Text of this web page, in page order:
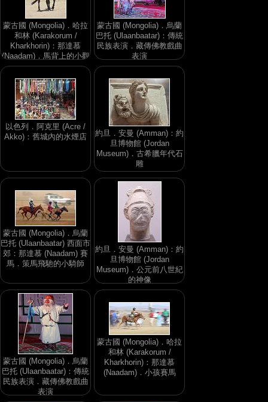
蒙古國 (Mongolia)．哈拉
和林 (Karakorum /
Kharkhorin)：那達慕
(Naadam)．馬背上的小觀
眾
蒙古國 (Mongolia)．烏蘭
巴托 (Ulaanbaatar)：傳統
民族表演．藏傳佛教戲曲
表演
以色列．阿克里 (Acre /
Akko)：舊城內的水煙店
約旦．安曼 (Amman)：約
旦博物館 (Jordan
Museum)．古希臘年代石
雕
蒙古國 (Mongolia)．烏蘭
巴托 (Ulaanbaatar) 西面市
郊：那達慕 (Naadam) 賽
馬．策馬飛馳的小騎師
約旦．安曼 (Amman)：約
旦博物館 (Jordan
Museum)．公元前八世紀
的神像
蒙古國 (Mongolia)．烏蘭
巴托 (Ulaanbaatar)：傳統
民族表演．藏傳佛教戲曲
表演
蒙古國 (Mongolia)．哈拉
和林 (Karakorum /
Kharkhorin)：那達慕
(Naadam)．小孩賽馬